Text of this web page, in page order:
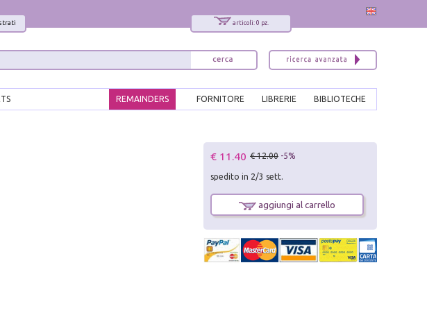
articoli: 0 pz.
BIBLIOTECHE
LIBRERIE
FORNITORE
REMAINDERS
€ 11.40 € 12.00 -5%
spedito in 2/3 sett.
aggiungi al carrello
x
Interessato ai nostri libri?
Sarai informato delle nostre novità, potrai
comunque cancellarti quando desideri.
modulo di iscrizione